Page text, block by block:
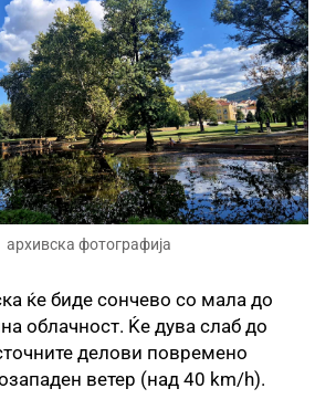
архивска фотографија
ќе биде сончево со мала до
облачност. Ќе дува слаб до
делови повремено
ветер (над 40 km/h).